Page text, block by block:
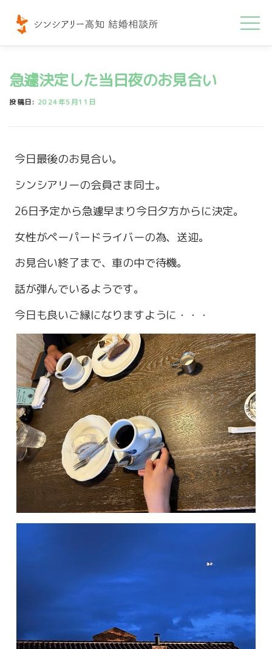
テ
へ
営業時間 9:00～18:00
定休日 火・水曜日
お問い合わせ
急遽決定した当日夜のお見合い
投稿日: 2024年5月11日
今日最後のお見合い。
シンシアリーの会員さま同士。
26日予定から急遽早まり今日夕方からに決定。
女性がペーパードライバーの為、送迎。
お見合い終了まで、車の中で待機。
話が弾んでいるようです。
今日も良いご縁になりますように・・・